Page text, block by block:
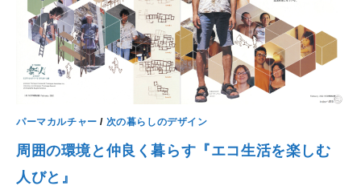
パーマカルチャー / 次の暮らしのデザイン
周囲の環境と仲良く暮らす『エコ生活を楽しむ
人びと』